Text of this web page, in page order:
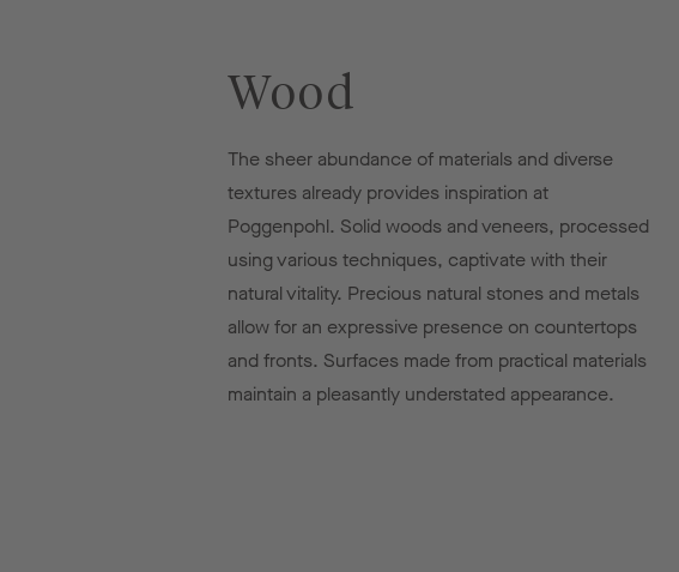
Wood
The sheer abundance of materials and diverse
textures already provides inspiration at
Poggenpohl. Solid woods and veneers, processed
using various techniques, captivate with their
natural vitality. Precious natural stones and metals
allow for an expressive presence on countertops
and fronts. Surfaces made from practical materials
maintain a pleasantly understated appearance.